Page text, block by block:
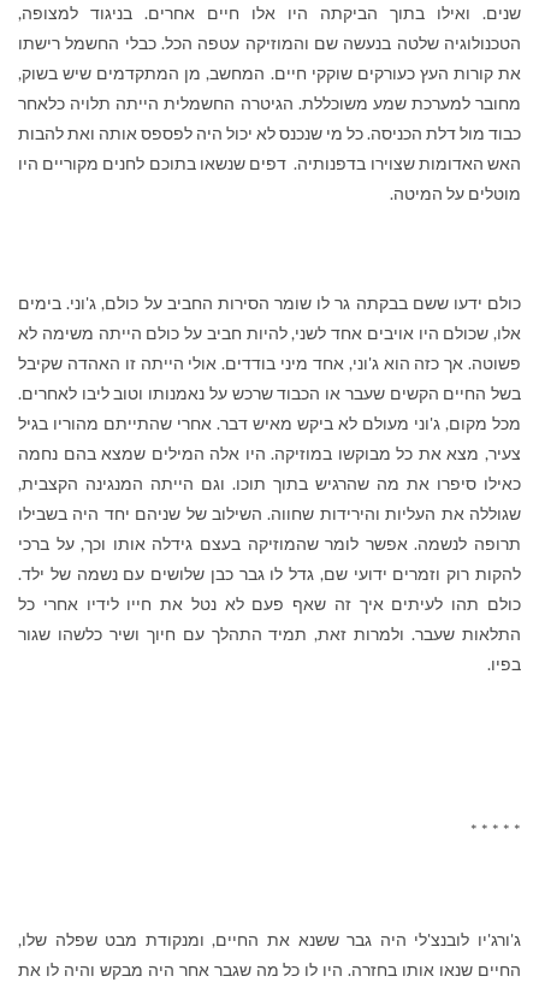
שנים. ואילו בתוך הביקתה היו אלו חיים אחרים. בניגוד למצופה,
הטכנולוגיה שלטה בנעשה שם והמוזיקה עטפה הכל. כבלי החשמל רישתו
את קורות העץ כעורקים שוקקי חיים. המחשב, מן המתקדמים שיש בשוק,
מחובר למערכת שמע משוכללת. הגיטרה החשמלית הייתה תלויה כלאחר
כבוד מול דלת הכניסה. כל מי שנכנס לא יכול היה לפספס אותה ואת להבות
האש האדומות שצוירו בדפנותיה. דפים שנשאו בתוכם לחנים מקוריים היו
מוטלים על המיטה.
כולם ידעו ששם בבקתה גר לו שומר הסירות החביב על כולם, ג'וני. בימים
אלו, שכולם היו אויבים אחד לשני, להיות חביב על כולם הייתה משימה לא
פשוטה. אך כזה הוא ג'וני, אחד מיני בודדים. אולי הייתה זו האהדה שקיבל
בשל החיים הקשים שעבר או הכבוד שרכש על נאמנותו וטוב ליבו לאחרים.
מכל מקום, ג'וני מעולם לא ביקש מאיש דבר. אחרי שהתייתם מהוריו בגיל
צעיר, מצא את כל מבוקשו במוזיקה. היו אלה המילים שמצא בהם נחמה
כאילו סיפרו את מה שהרגיש בתוך תוכו. וגם הייתה המנגינה הקצבית,
שגוללה את העליות והירידות שחווה. השילוב של שניהם יחד היה בשבילו
תרופה לנשמה. אפשר לומר שהמוזיקה בעצם גידלה אותו וכך, על ברכי
להקות רוק וזמרים ידועי שם, גדל לו גבר כבן שלושים עם נשמה של ילד.
כולם תהו לעיתים איך זה שאף פעם לא נטל את חייו לידיו אחרי כל
התלאות שעבר. ולמרות זאת, תמיד התהלך עם חיוך ושיר כלשהו שגור
בפיו.
* * * * *
ג'ורג'יו לובנצ'לי היה גבר ששנא את החיים, ומנקודת מבט שפלה שלו,
החיים שנאו אותו בחזרה. היו לו כל מה שגבר אחר היה מבקש והיה לו את